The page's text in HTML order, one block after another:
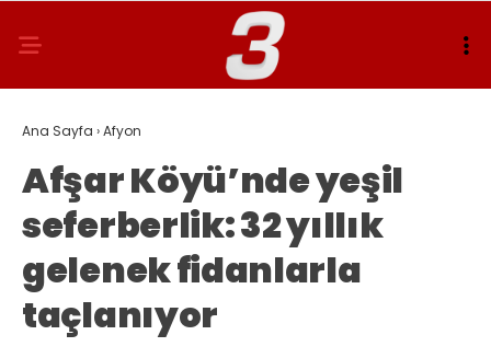
Ana Sayfa ›Afyon
Afşar Köyü’nde yeşil
seferberlik: 32 yıllık
gelenek fidanlarla
taçlanıyor